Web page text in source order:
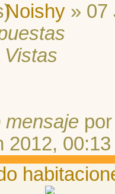
Noishy » 07
Vistas
mensaje
2012, 00:13